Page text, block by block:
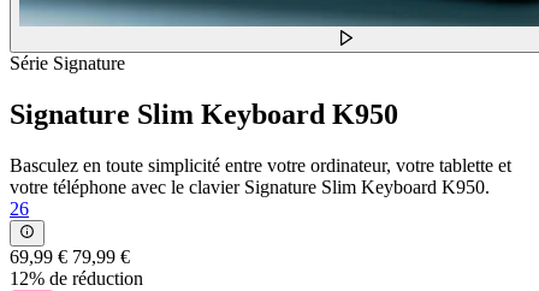
Série Signature
Signature Slim Keyboard K950
Basculez en toute simplicité entre votre ordinateur, votre tablette et
votre téléphone avec le clavier Signature Slim Keyboard K950.
26
69,99 € 79,99 €
12% de réduction